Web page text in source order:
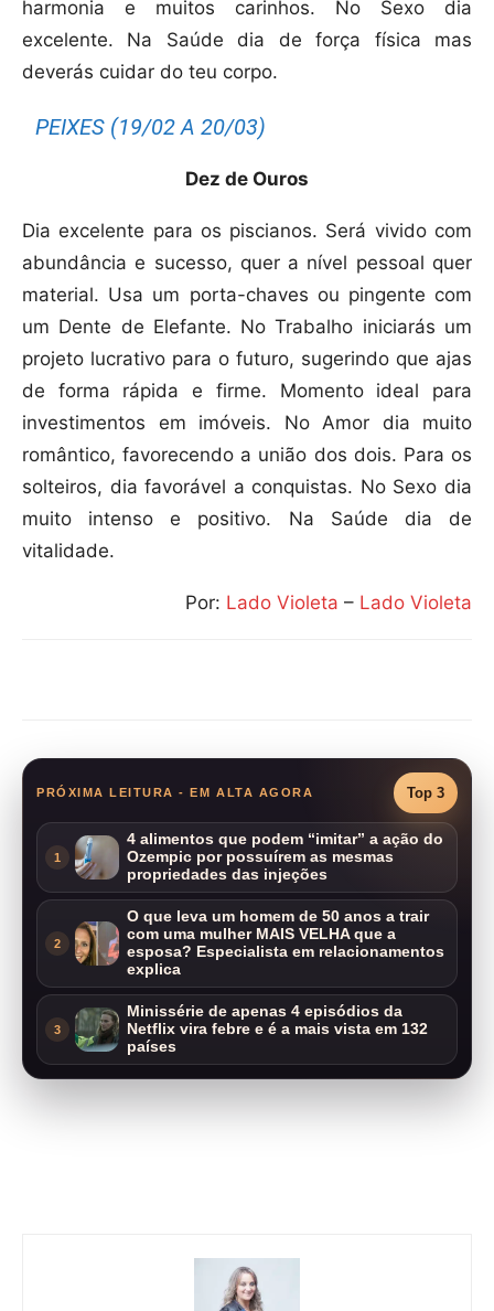
harmonia e muitos carinhos. No Sexo dia
excelente. Na Saúde dia de força física mas
deverás cuidar do teu corpo.
PEIXES (19/02 A 20/03)
Dez de Ouros
Dia excelente para os piscianos. Será vivido com
abundância e sucesso, quer a nível pessoal quer
material. Usa um porta-chaves ou pingente com
um Dente de Elefante. No Trabalho iniciarás um
projeto lucrativo para o futuro, sugerindo que ajas
de forma rápida e firme. Momento ideal para
investimentos em imóveis. No Amor dia muito
romântico, favorecendo a união dos dois. Para os
solteiros, dia favorável a conquistas. No Sexo dia
muito intenso e positivo. Na Saúde dia de
vitalidade.
Por: Lado Violeta – Lado Violeta
PRÓXIMA LEITURA - EM ALTA AGORA Top 3
1
4 alimentos que podem “imitar” a ação do
Ozempic por possuírem as mesmas
propriedades das injeções
2
O que leva um homem de 50 anos a trair
com uma mulher MAIS VELHA que a
esposa? Especialista em relacionamentos
explica
3
Minissérie de apenas 4 episódios da
Netflix vira febre e é a mais vista em 132
países